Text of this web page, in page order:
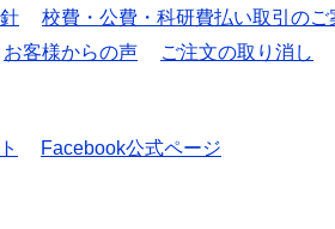
校費・公費・科研費払い取引のご
お客様からの声 ご注文の取り消し
Facebook公式ページ